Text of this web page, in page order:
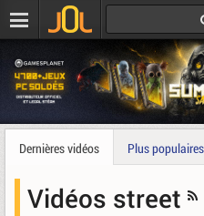
Dernières vidéos Plus populaires
Vidéos street